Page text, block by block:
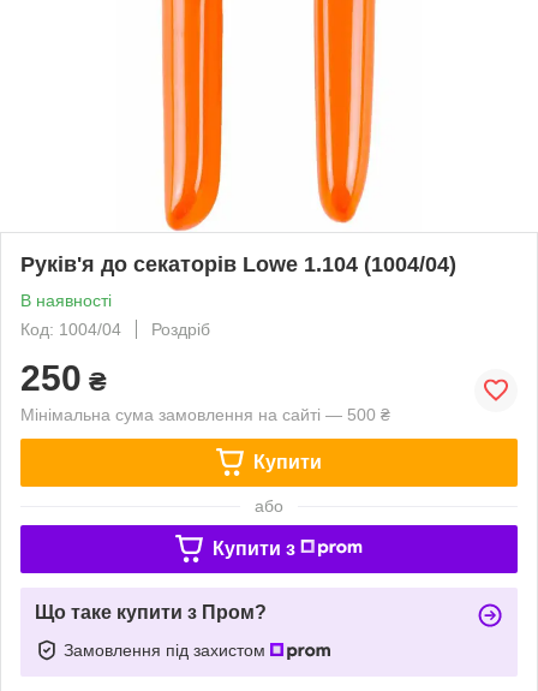
Руків'я до секаторів Lowe 1.104 (1004/04)
В наявності
Код: 1004/04
Роздріб
250 ₴
Мінімальна сума замовлення на сайті — 500 ₴
Купити
або
Купити з
Що таке купити з Пром?
Замовлення під захистом